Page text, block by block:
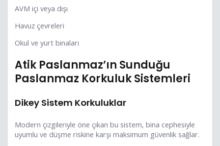
AVM içi veya dışı
Havuz çevreleri
Okul ve yurt binaları
Atik Paslanmaz’ın Sunduğu
Paslanmaz Korkuluk Sistemleri
Dikey Sistem Korkuluklar
Modern çizgileriyle öne çıkan bu sistem, bina cephesiyle
uyumlu ve düşme riskine karşı maksimum güvenlik sağlar.